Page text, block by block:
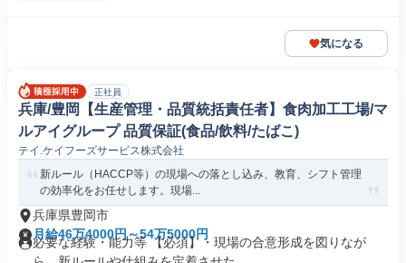
気になる
正社員
兵庫/豊岡【生産管理・品質統括責任者】食肉加工工場/マ
ルアイグループ 品質保証(食品/飲料/たばこ)
テイ.ケイフーズサービス株式会社
新ルール（HACCP等）の現場への落とし込み、教育、シフト管理
の効率化をお任せします。現場...
兵庫県豊岡市
月給46万4000円～54万5000円
必要な経験・能力等 【必須】・現場の合意形成を図りなが